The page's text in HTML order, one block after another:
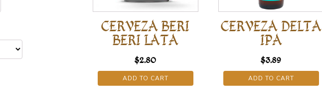
CERVEZA BERI
BERI LATA
$2.80
ADD TO CART
CERVEZA DELTA
IPA
$3.89
ADD TO CART